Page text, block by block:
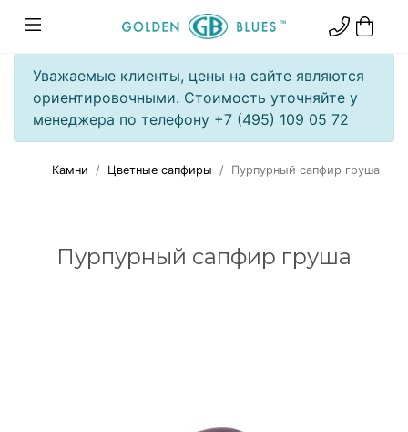
Уважаемые клиенты, цены на сайте являются
ориентировочными. Стоимость уточняйте у
менеджера по телефону +7 (495) 109 05 72
Камни Цветные сапфиры Пурпурный сапфир груша
Пурпурный сапфир груша